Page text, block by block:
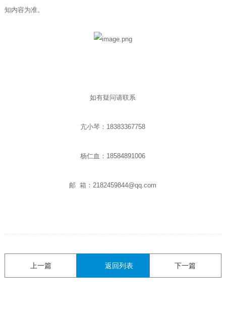
知内容为准。
如有疑问请联系
亢小琴：18383367758
杨仁血：18584891006
邮 箱：2182459844@qq.com
上一篇 返回列表 下一篇